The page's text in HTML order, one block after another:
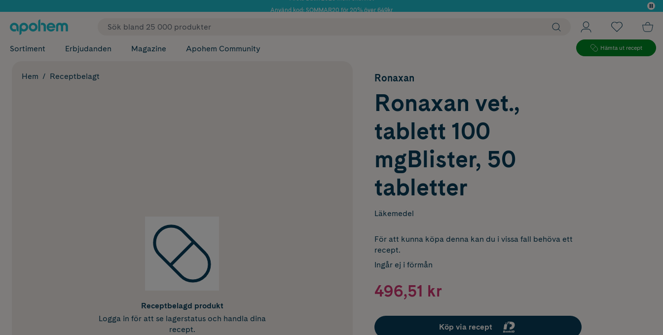
Årets Butik 2025 inom Skönhet
Använd kod: SOMMAR20 för 20% över 649kr
✓ Fri frakt
Sortiment Erbjudanden Magazine Apohem Community Hämta ut recept
Hem Receptbelagt
Receptbelagd produkt
Logga in för att se lagerstatus och handla dina
recept.
Ronaxan
Ronaxan vet.,
tablett 100
mgBlister, 50
tabletter
Läkemedel
För att kunna köpa denna kan du i vissa fall behöva ett
recept.
Ingår ej i förmån
496,51 kr
Köp via recept